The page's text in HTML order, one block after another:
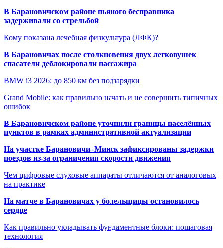
В Барановичском районе пьяного бесправника
задерживали со стрельбой
Кому показана лечебная физкультура (ЛФК)?
В Барановичах после столкновения двух легковушек
спасатели деблокировали пассажира
BMW i3 2026: до 850 км без подзарядки
Grand Mobile: как правильно начать и не совершить типичных
ошибок
В Барановичском районе уточнили границы населённых
пунктов в рамках административной актуализации
На участке Барановичи–Минск зафиксированы задержки
поездов из-за ограничения скорости движения
Чем цифровые слуховые аппараты отличаются от аналоговых
на практике
На матче в Барановичах у болельщицы остановилось
сердце
Как правильно укладывать фундаментные блоки: пошаговая
технология